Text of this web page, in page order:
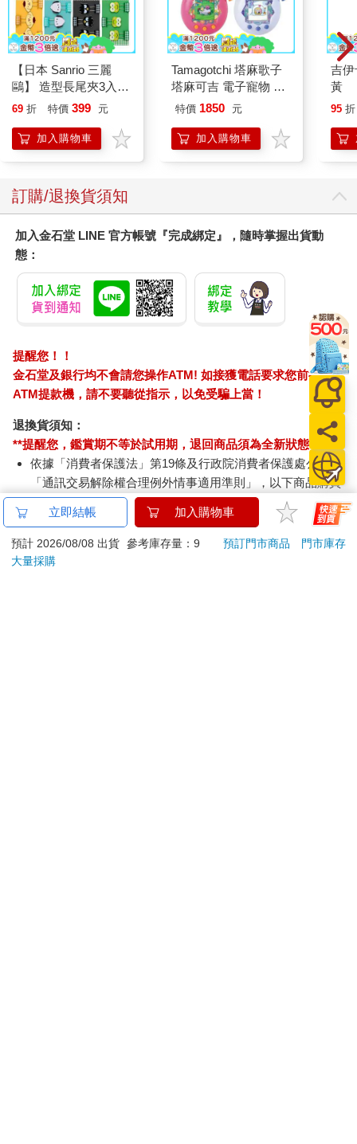
【日本 Sanrio 三麗
鷗】 造型長尾夾3入組
(8款可選) 凱蒂貓 Hello
企鵝
69 折 特價 399 元
加入購物車
Tamagotchi 塔麻歌子
塔麻可吉 電子寵物 樂
園系列（熱帶橙果／極
特價 1850 元
加入購物車
吉
黃
95 折
訂購/退換貨須知
加入金石堂 LINE 官方帳號『完成綁定』，隨時掌握出貨動
態：
提醒您！！
金石堂及銀行均不會請您操作ATM! 如接獲電話要求您前往
ATM提款機，請不要聽從指示，以免受騙上當！
退換貨須知：
**提醒您，鑑賞期不等於試用期，退回商品須為全新狀態**
依據「消費者保護法」第19條及行政院消費者保護處公告之
「通訊交易解除權合理例外情事適用準則」，以下商品購買
後，除商品本身有瑕疵外，將不提供7天的猶豫期：
易於腐敗、保存期限較短或解約時即將逾期。（如：生
鮮食品）
依消費者要求所為之客製化給付。（客製化商品）
立即結帳 加入購物車
預計 2026/08/08 出貨 參考庫存量：9 預訂門市商品
門市庫存
大量採購